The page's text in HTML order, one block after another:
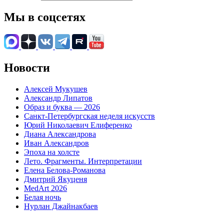
Мы в соцсетях
Новости
Алексей Мукушев
Александр Липатов
Образ и буква — 2026
Санкт-Петербургская неделя искусств
Юрий Николаевич Елиференко
Диана Александрова
Иван Александров
Эпоха на холсте
Лето. Фрагменты. Интерпретации
Елена Белова-Романова
Дмитрий Якуценя
MedArt 2026
Белая ночь
Нурлан Джайнакбаев